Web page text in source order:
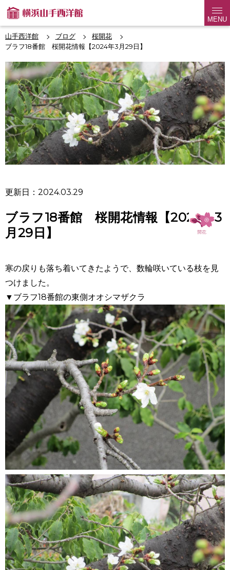
MENU
山手西洋館 ブログ
桜開花
ブラフ18番館 桜開花情報【2024年3月29日】
更新日：2024.03.29
ブラフ18番館 桜開花情報【2024年3
月29日】
寒の戻りも落ち着いてきたようで、数輪咲いている枝を見
つけました。
▼ブラフ18番館の東側オオシマザクラ